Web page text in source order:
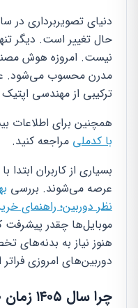
حال تغییر است. دیگر
نیست. امروزه هوش
مدرن محسوب می‌شود.
ترکیبی از مهندسی
همچنین برای اطلاعات
با کدملی مراجعه کنید.
بسیاری از کاربران
عرصه می‌شوند. بررسی
نظر دوربین؛ راهنمای خرید
موبایل‌ها چقدر پیشرفت
هنوز نیاز به
دوربین‌های امروزی
چرا سال ۱۴۰۵ زمان طلایی خرید دوربین است؟